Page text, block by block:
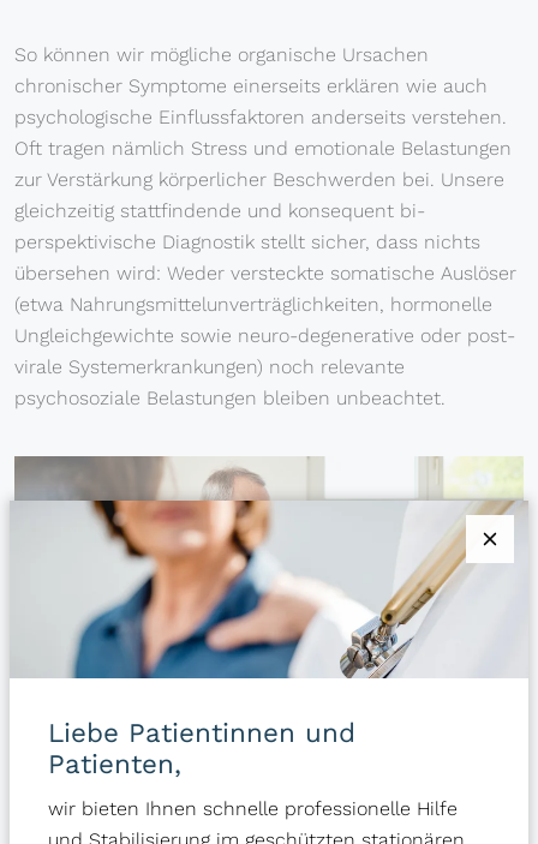
So können wir mögliche organische Ursachen
chronischer Symptome einerseits erklären wie auch
psychologische Einflussfaktoren anderseits verstehen.
Oft tragen nämlich Stress und emotionale Belastungen
zur Verstärkung körperlicher Beschwerden bei. Unsere
gleichzeitig stattfindende und konsequent bi-
perspektivische Diagnostik stellt sicher, dass nichts
übersehen wird: Weder versteckte somatische Auslöser
(etwa Nahrungsmittelunverträglichkeiten, hormonelle
Ungleichgewichte sowie neuro-degenerative oder post-
virale Systemerkrankungen) noch relevante
psychosoziale Belastungen bleiben unbeachtet.
Liebe Patientinnen und
Patienten,
wir bieten Ihnen schnelle professionelle Hilfe